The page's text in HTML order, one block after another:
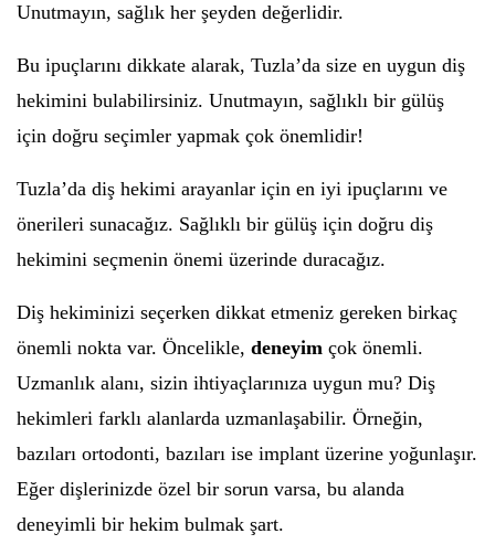
Unutmayın, sağlık her şeyden değerlidir.
Bu ipuçlarını dikkate alarak, Tuzla’da size en uygun diş
hekimini bulabilirsiniz. Unutmayın, sağlıklı bir gülüş
için doğru seçimler yapmak çok önemlidir!
Tuzla’da diş hekimi arayanlar için en iyi ipuçlarını ve
önerileri sunacağız. Sağlıklı bir gülüş için doğru diş
hekimini seçmenin önemi üzerinde duracağız.
Diş hekiminizi seçerken dikkat etmeniz gereken birkaç
önemli nokta var. Öncelikle, deneyim çok önemli.
Uzmanlık alanı, sizin ihtiyaçlarınıza uygun mu? Diş
hekimleri farklı alanlarda uzmanlaşabilir. Örneğin,
bazıları ortodonti, bazıları ise implant üzerine yoğunlaşır.
Eğer dişlerinizde özel bir sorun varsa, bu alanda
deneyimli bir hekim bulmak şart.